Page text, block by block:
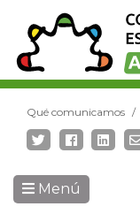
Qué comunicamos
Menú